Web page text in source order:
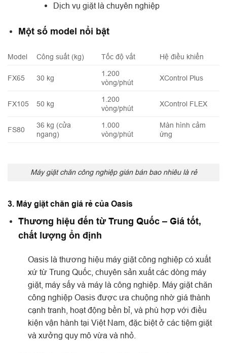
Dịch vụ giặt là chuyên nghiệp
Một số model nổi bật
Model Công suất (kg) Tốc độ vắt Hệ điều khiển
FX65 30 kg
1.200
vòng/phút
XControl Plus
FX105 50 kg
1.200
vòng/phút
XControl FLEX
FS80
36 kg (cửa
ngang)
1.000
vòng/phút
Màn hình cảm
ứng
Máy giặt chăn công nghiệp gián bán bao nhiêu là rẻ
3. Máy giặt chăn giá rẻ của Oasis
Thương hiệu đến từ Trung Quốc – Giá tốt,
chất lượng ổn định
Oasis là thương hiệu máy giặt công nghiệp có xuất
xứ từ Trung Quốc, chuyên sản xuất các dòng máy
giặt, máy sấy và máy là công nghiệp. Máy giặt chăn
công nghiệp Oasis được ưa chuộng nhờ giá thành
cạnh tranh, hoạt động bền bỉ, và phù hợp với điều
kiện vận hành tại Việt Nam, đặc biệt ở các tiệm giặt
và xưởng quy mô vừa và nhỏ.